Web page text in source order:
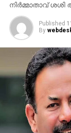
നിര്‍മ്മാതാവ് ശശി
Published
By